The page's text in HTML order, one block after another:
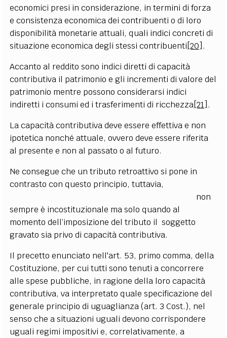
economici presi in considerazione, in termini di forza
e consistenza economica dei contribuenti o di loro
disponibilità monetarie attuali, quali indici concreti di
situazione economica degli stessi contribuenti[20] .
Accanto al reddito sono indici diretti di capacità
contributiva il patrimonio e gli incrementi di valore del
patrimonio mentre possono considerarsi indici
indiretti i consumi ed i trasferimenti di ricchezza[21] .
La capacità contributiva deve essere effettiva e non
ipotetica nonché attuale, ovvero deve essere riferita
al presente e non al passato o al futuro.
Ne consegue che un tributo retroattivo si pone in
contrasto con questo principio, tuttavia,
non
sempre è incostituzionale ma solo quando al
momento dell’imposizione del tributo il soggetto
gravato sia privo di capacità contributiva.
Il precetto enunciato nell'art. 53, primo comma, della
Costituzione, per cui tutti sono tenuti a concorrere
alle spese pubbliche, in ragione della loro capacità
contributiva, va interpretato quale specificazione del
generale principio di uguaglianza (art. 3 Cost.), nel
senso che a situazioni uguali devono corrispondere
uguali regimi impositivi e, correlativamente, a